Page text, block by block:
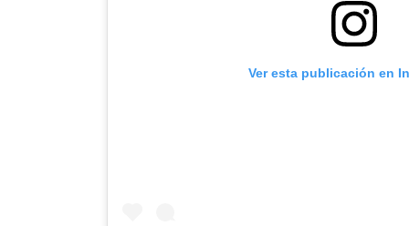
Ver esta publicación en